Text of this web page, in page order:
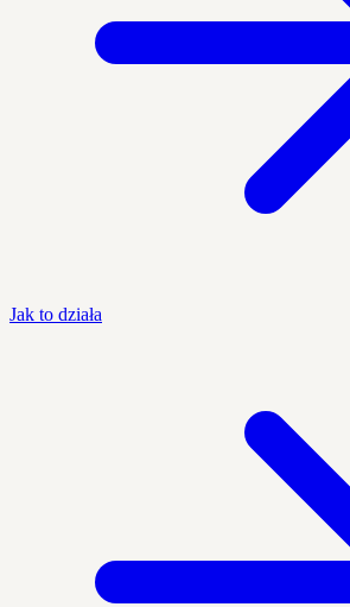
Jak to działa